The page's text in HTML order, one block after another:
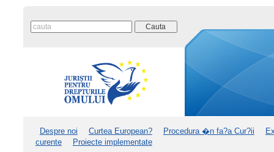
Despre noi Curtea European? Procedura �n fa?a Cur?ii
curente
Proiecte implementate